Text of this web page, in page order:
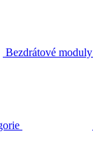
Bezdrátové moduly